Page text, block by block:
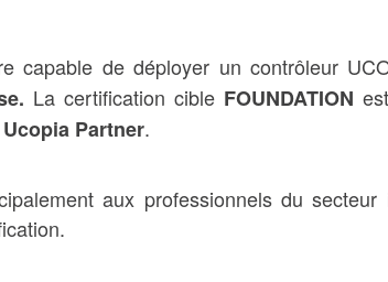
capable de déployer un contrôleur
La certification cible FOUNDATION
Partner.
aux professionnels du